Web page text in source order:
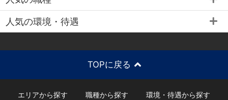
人気の環境・待遇
TOPに戻る
エリアから探す 職種から探す
環境・待遇から探す